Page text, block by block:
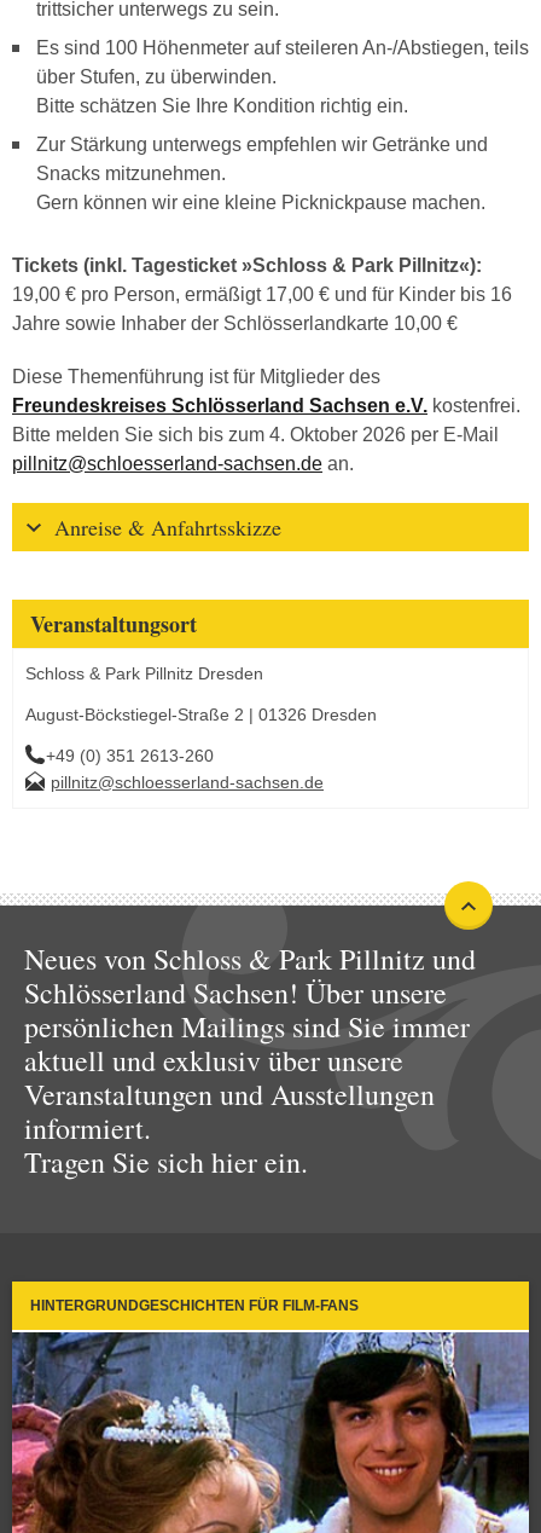
trittsicher unterwegs zu sein.
Es sind 100 Höhenmeter auf steileren An-/Abstiegen, teils
über Stufen, zu überwinden.
Bitte schätzen Sie Ihre Kondition richtig ein.
Zur Stärkung unterwegs empfehlen wir Getränke und
Snacks mitzunehmen.
Gern können wir eine kleine Picknickpause machen.
Tickets (inkl. Tagesticket »Schloss & Park Pillnitz«):
19,00 € pro Person, ermäßigt 17,00 € und für Kinder bis 16
Jahre sowie Inhaber der Schlösserlandkarte 10,00 €
Diese Themenführung ist für Mitglieder des
Freundeskreises Schlösserland Sachsen e.V. kostenfrei.
Bitte melden Sie sich bis zum 4. Oktober 2026 per E-Mail
pillnitz@schloesserland-sachsen.de an.
Anreise & Anfahrtsskizze
Veranstaltungsort
Schloss & Park Pillnitz Dresden
August-Böckstiegel-Straße 2 | 01326 Dresden
+49 (0) 351 2613-260
pillnitz@schloesserland-sachsen.de
Neues von Schloss & Park Pillnitz und
Schlösserland Sachsen! Über unsere
persönlichen Mailings sind Sie immer
aktuell und exklusiv über unsere
Veranstaltungen und Ausstellungen
informiert.
Tragen Sie sich hier ein.
HINTERGRUNDGESCHICHTEN FÜR FILM-FANS